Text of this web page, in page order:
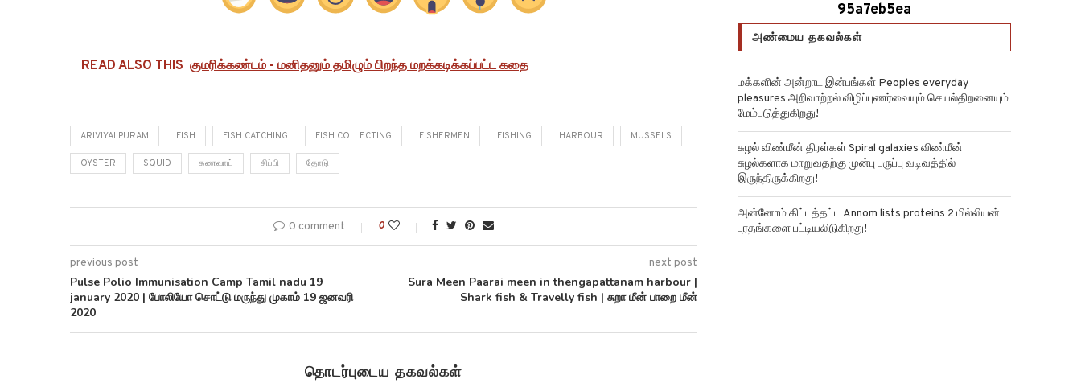
READ ALSO THIS குமரிக்கண்டம் - மனிதனும் தமிழும் பிறந்த மறக்கடிக்கப்பட்ட கதை
ARIVIYALPURAM FISH FISH CATCHING FISH COLLECTING FISHERMEN FISHING HARBOUR MUSSELS
OYSTER SQUID கணவாய் சிப்பி தோடு
0 comment 0
previous post
Pulse Polio Immunisation Camp Tamil nadu 19
january 2020 | போலியோ சொட்டு மருந்து முகாம் 19 ஜனவரி
2020
next post
Sura Meen Paarai meen in thengapattanam harbour |
Shark fish & Travelly fish | சுறா மீன் பாறை மீன்
தொடர்புடைய தகவல்கள்
95a7eb5ea
அண்மைய தகவல்கள்
மக்களின் அன்றாட இன்பங்கள் Peoples everyday
pleasures அறிவாற்றல் விழிப்புணர்வையும் செயல்திறனையும்
மேம்படுத்துகிறது!
சுழல் விண்மீன் திரள்கள் Spiral galaxies விண்மீன்
சுழல்களாக மாறுவதற்கு முன்பு பருப்பு வடிவத்தில்
இருந்திருக்கிறது!
அன்னோம் கிட்டத்தட்ட Annom lists proteins 2 மில்லியன்
புரதங்களை பட்டியலிடுகிறது!